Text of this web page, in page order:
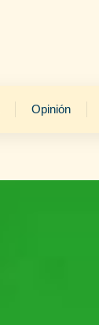
Opinión